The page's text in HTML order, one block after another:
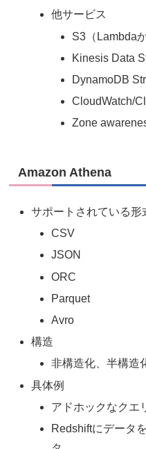
他サービス
S3（Lambda
Kinesis Data
DynamoDB
CloudWatch/
Zone
Amazon Athena
サポートされている形
CSV
JSON
ORC
Parquet
Avro
構造
非構造化、半構造
具体例
アドホックなクエ
Redshiftにデータ